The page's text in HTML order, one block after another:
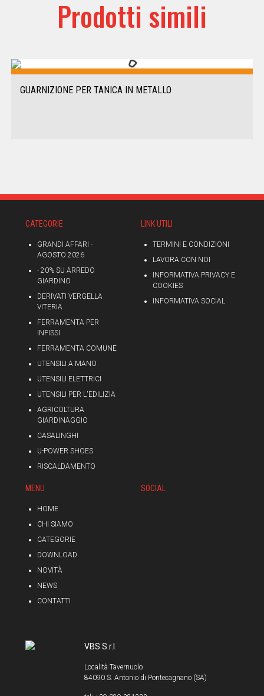
Prodotti simili
GUARNIZIONE PER TANICA IN METALLO
CATEGORIE
GRANDI AFFARI -
AGOSTO 2026
- 20% SU ARREDO
GIARDINO
DERIVATI VERGELLA
VITERIA
FERRAMENTA PER
INFISSI
FERRAMENTA COMUNE
UTENSILI A MANO
UTENSILI ELETTRICI
UTENSILI PER L'EDILIZIA
AGRICOLTURA
GIARDINAGGIO
CASALINGHI
U-POWER SHOES
RISCALDAMENTO
LINK UTILI
TERMINI E CONDIZIONI
LAVORA CON NOI
INFORMATIVA PRIVACY E
COOKIES
INFORMATIVA SOCIAL
MENU
HOME
CHI SIAMO
CATEGORIE
DOWNLOAD
NOVITÀ
NEWS
CONTATTI
SOCIAL
VBS S.r.l.
Località Tavernuolo
84090 S. Antonio di Pontecagnano (SA)